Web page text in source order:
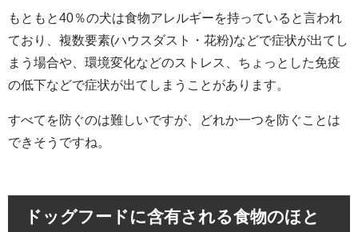
もともと40％の犬は食物アレルギーを持っていると言われ
ており、複数要素(ハウスダスト・花粉)などで症状が出てし
まう場合や、環境変化などのストレス、ちょっとした免疫
の低下などで症状が出てしまうことがあります。
すべてを防ぐのは難しいですが、どれか一つを防ぐことは
できそうですね。
ドッグフードに含有される食物のほと